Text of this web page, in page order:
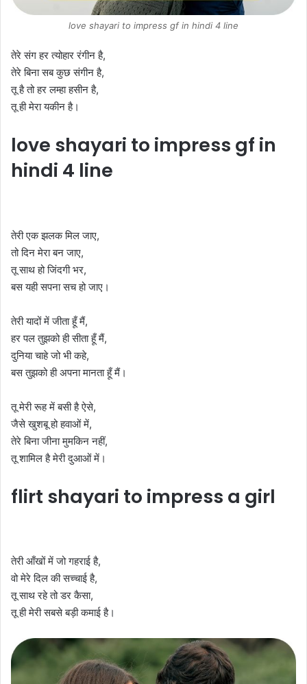
love shayari to impress gf in hindi 4 line
तेरे संग हर त्योहार रंगीन है,
तेरे बिना सब कुछ संगीन है,
तू है तो हर लम्हा हसीन है,
तू ही मेरा यकीन है।
love shayari to impress gf in
hindi 4 line
तेरी एक झलक मिल जाए,
तो दिन मेरा बन जाए,
तू साथ हो जिंदगी भर,
बस यही सपना सच हो जाए।
तेरी यादों में जीता हूँ मैं,
हर पल तुझको ही सीता हूँ मैं,
दुनिया चाहे जो भी कहे,
बस तुझको ही अपना मानता हूँ मैं।
तू मेरी रूह में बसी है ऐसे,
जैसे खुशबू हो हवाओं में,
तेरे बिना जीना मुमकिन नहीं,
तू शामिल है मेरी दुआओं में।
flirt shayari to impress a girl
तेरी आँखों में जो गहराई है,
वो मेरे दिल की सच्चाई है,
तू साथ रहे तो डर कैसा,
तू ही मेरी सबसे बड़ी कमाई है।